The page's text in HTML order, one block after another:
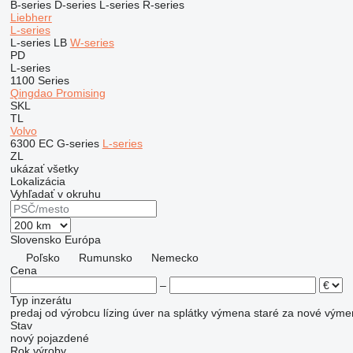
B-series D-series L-series R-series
Liebherr
L-series
L-series LB W-series
PD
L-series
1100 Series
Qingdao Promising
SKL
TL
Volvo
6300 EC G-series L-series
ZL
ukázať všetky
Lokalizácia
Vyhľadať v okruhu
Slovensko Európa
Poľsko
Rumunsko
Nemecko
Cena
–
Typ inzerátu
predaj od výrobcu lízing úver na splátky výmena staré za nové
Stav
nový pojazdené